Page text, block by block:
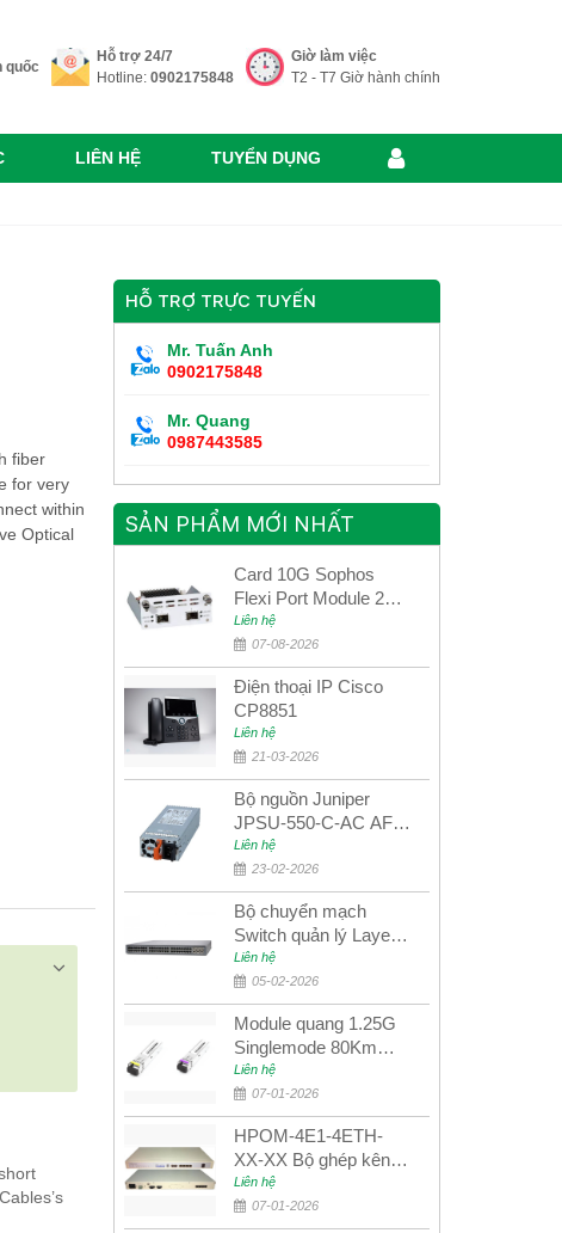
quốc
Hỗ trợ 24/7
Hotline: 0902175848
Giờ làm việc
T2 - T7 Giờ hành chính
LIÊN HỆ TUYỂN DỤNG
fiber
for very
within
Optical
HỖ TRỢ TRỰC TUYẾN
Mr. Tuấn Anh
0902175848
Mr. Quang
0987443585
SẢN PHẨM MỚI NHẤT
Card 10G Sophos
Flexi Port Module 2
port 10GbE SFP+
SGMOD2F2PUR
2port 10GbE SFP+
Liên hệ
07-08-2026
Điện thoại IP Cisco
CP8851
Liên hệ
21-03-2026
Bộ nguồn Juniper
JPSU-550-C-AC AFO
nguồn AC công suất
550W dùng cho dòng
switch Juniper
Networks EX4400
Liên hệ
23-02-2026
Bộ chuyển mạch
Switch quản lý Layer 3
Juniper QFX5100-48S
Liên hệ
05-02-2026
Module quang 1.25G
Singlemode 80Km
UPCOM MWS-12-45-
80AD/MWS-12-54-
80BD
Liên hệ
07-01-2026
HPOM-4E1-4ETH-
XX-XX Bộ ghép kênh
quang quản lý SDH
4E1+4ETH+RS232
Liên hệ
07-01-2026